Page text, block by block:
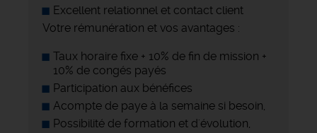
Excellent relationnel et contact client
Votre rémunération et vos avantages :
Taux horaire fixe + 10% de fin de mission +
10% de congés payés
Participation aux bénéfices
Acompte de paye à la semaine si besoin,
Possibilité de formation et d'évolution,